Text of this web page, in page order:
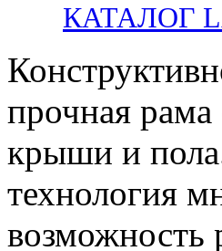
КАТАЛОГ
прочная
крыши и
технология
возможность